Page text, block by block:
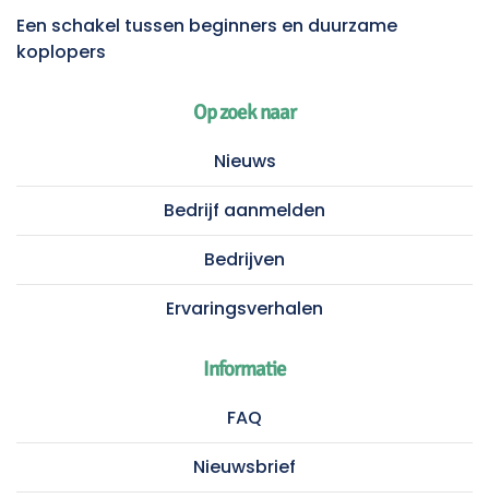
Een schakel tussen beginners en duurzame
koplopers
Op zoek naar
Nieuws
Bedrijf aanmelden
Bedrijven
Ervaringsverhalen
Informatie
FAQ
Nieuwsbrief